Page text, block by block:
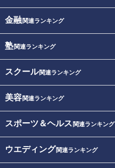
金融関連ランキング
塾関連ランキング
スクール関連ランキング
美容関連ランキング
スポーツ＆ヘルス 関連ランキング
ウエディング関連ランキング